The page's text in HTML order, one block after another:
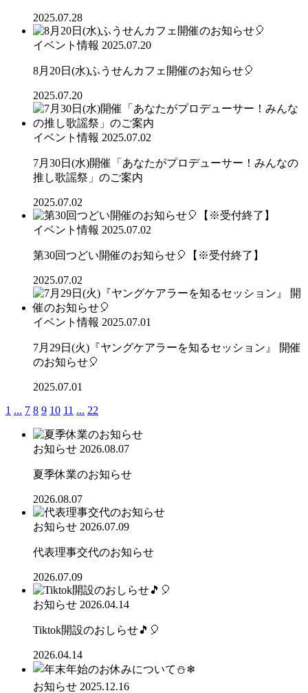
2025.07.28
イベント情報 2025.07.20
8月20日(水)ふうせんカフェ開催のお知らせ🎈
2025.07.20
イベント情報 2025.07.02
7月30日(水)開催「あなたがプロデューサー！みんなの
推し歌謡祭」のご案内
2025.07.02
イベント情報 2025.07.02
第30回つどい開催のお知らせ🎈【※受付終了】
2025.07.02
イベント情報 2025.07.01
7月29日(火)『ヤングケアラーを知るセッション』 開催
のお知らせ🎈
2025.07.01
1 ... 7 8 9 10 11 ... 22
お知らせ 2026.08.07
夏季休業のお知らせ
2026.08.07
お知らせ 2026.07.09
代表理事交代のお知らせ
2026.07.09
お知らせ 2026.04.14
Tiktok開設のおしらせ🎵🎈
2026.04.14
お知らせ 2025.12.16